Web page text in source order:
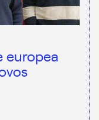
europea